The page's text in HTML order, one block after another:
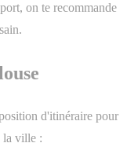
on te recommande
d'itinéraire pour
la ville :